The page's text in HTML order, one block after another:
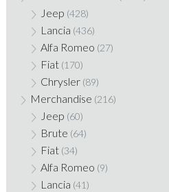
Jeep (428)
Lancia (436)
Alfa Romeo (27)
Fiat (170)
Chrysler (89)
Merchandise (216)
Jeep (60)
Brute (64)
Fiat (34)
Alfa Romeo (9)
Lancia (41)